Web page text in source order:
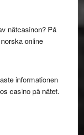
nätcasinon? På
online
informationen
casino på nätet.